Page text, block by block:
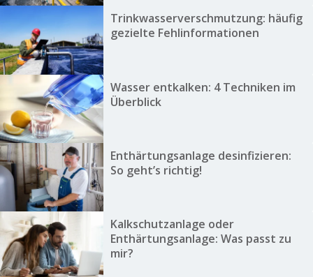
Trinkwasserverschmutzung: häufig
gezielte Fehlinformationen
Wasser entkalken: 4 Techniken im
Überblick
Enthärtungsanlage desinfizieren:
So geht’s richtig!
Kalkschutzanlage oder
Enthärtungsanlage: Was passt zu
mir?